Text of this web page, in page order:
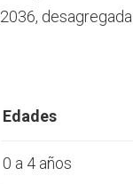
2036,
Edades
0 a 4 años